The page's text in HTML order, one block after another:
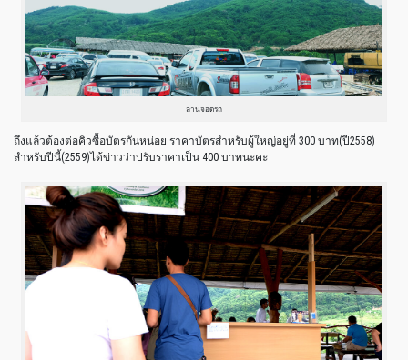
ลานจอดรถ
ถึงแล้วต้องต่อคิวซื้อบัตรกันหน่อย ราคาบัตรสำหรับผู้ใหญ่อยู่ที่ 300 บาท(ปี2558)
สำหรับปีนี้(2559)ได้ข่าวว่าปรับราคาเป็น 400 บาทนะคะ